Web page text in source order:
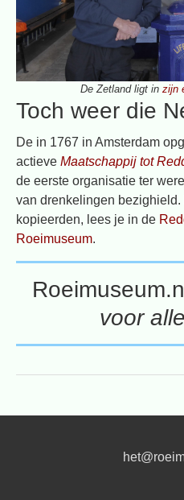
De Zetland ligt in zijn
Toch weer die
De in 1767 in Amsterdam
actieve Maatschappij tot
de eerste organisatie ter
van drenkelingen
kopieerden, lees je in de
Roeimuseum.
voor